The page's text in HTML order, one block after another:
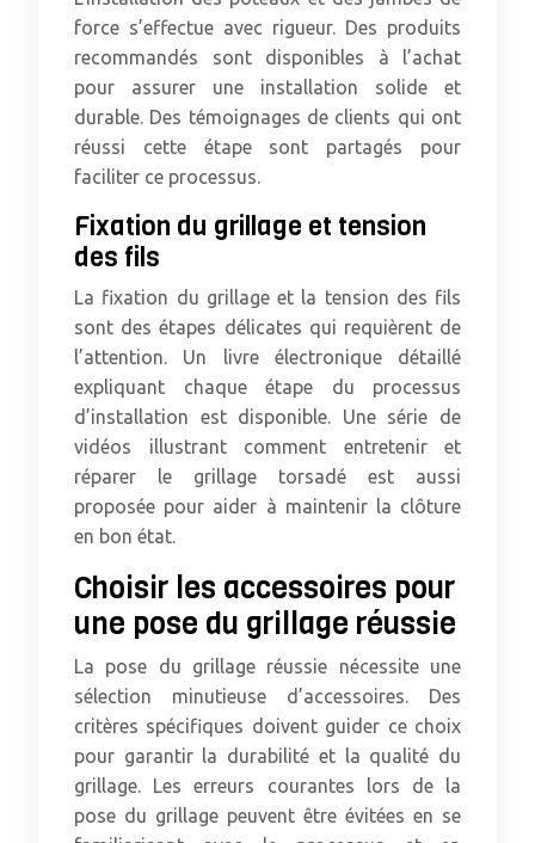
force s’effectue avec rigueur. Des produits
recommandés sont disponibles à l’achat
pour assurer une installation solide et
durable. Des témoignages de clients qui ont
réussi cette étape sont partagés pour
faciliter ce processus.
Fixation du grillage et tension
des fils
La fixation du grillage et la tension des fils
sont des étapes délicates qui requièrent de
l’attention. Un livre électronique détaillé
expliquant chaque étape du processus
d’installation est disponible. Une série de
vidéos illustrant comment entretenir et
réparer le grillage torsadé est aussi
proposée pour aider à maintenir la clôture
en bon état.
Choisir les accessoires pour
une pose du grillage réussie
La pose du grillage réussie nécessite une
sélection minutieuse d’accessoires. Des
critères spécifiques doivent guider ce choix
pour garantir la durabilité et la qualité du
grillage. Les erreurs courantes lors de la
pose du grillage peuvent être évitées en se